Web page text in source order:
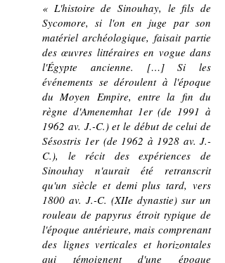
« L'histoire de Sinouhay, le fils de
Sycomore, si l'on en juge par son
matériel archéologique, faisait partie
des œuvres littéraires en vogue dans
l'Égypte ancienne. […] Si les
événements se déroulent à l'époque
du Moyen Empire, entre la fin du
règne d'Amenemhat 1er (de 1991 à
1962 av. J.-C.) et le début de celui de
Sésostris 1er (de 1962 à 1928 av. J.-
C.), le récit des expériences de
Sinouhay n'aurait été retranscrit
qu'un siècle et demi plus tard, vers
1800 av. J.-C. (XIIe dynastie) sur un
rouleau de papyrus étroit typique de
l'époque antérieure, mais comprenant
des lignes verticales et horizontales
qui témoignent d'une époque